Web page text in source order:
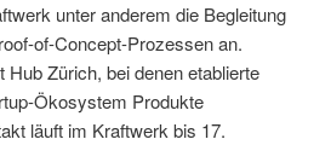
unter anderem die Begleitung
of-Concept-Prozessen an.
Zürich, bei denen etablierte
Ökosystem Produkte
läuft im Kraftwerk bis 17.